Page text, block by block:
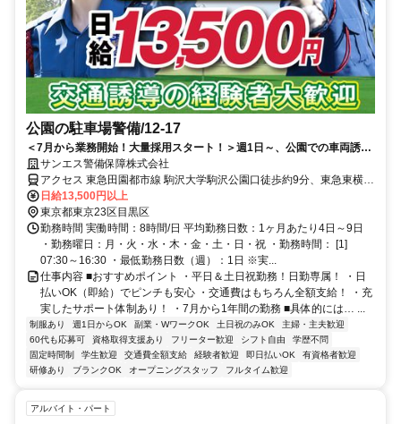
公園の駐車場警備/12-17
＜7月から業務開始！大量採用スタート！＞週1日～、公園での車両誘導
警備です(1年間の期間限定)★経験者募集！あなたの交通誘導経験を活か
しませんか★日給1万3500円！日払いも可能♪◎土日祝メインで働ける
方、大歓迎！安心して勤務を始められます。
サンエス警備保障株式会社
アクセス 東急田園都市線 駒沢大学駒沢公園口徒歩約9分、東急東横線
都立大学北口徒歩約22分 「駒沢大学駅」徒歩15分、「渋谷駅」から
バス・「駒沢公園東口」下車 ■直行直帰も可 ＊新宿支社（「高田馬場
駅」7番出口より徒歩1分）
日給13,500円以上
東京都東京23区目黒区
勤務時間 実働時間：8時間/日 平均勤務日数：1ヶ月あたり4日～9日
・勤務曜日：月・火・水・木・金・土・日・祝 ・勤務時間： [1]
07:30～16:30 ・最低勤務日数（週）：1日 ※実...
仕事内容 ■おすすめポイント ・平日＆土日祝勤務！日勤専属！ ・日
払いOK（即給）でピンチも安心 ・交通費はもちろん全額支給！ ・充
実したサポート体制あり！ ・7月から1年間の勤務 ■具体的には… ...
制服あり 週1日からOK 副業・WワークOK 土日祝のみOK
主婦・主夫歓迎
60代も応募可
資格取得支援あり フリーター歓迎 シフト自由
学歴不問
固定時間制
学生歓迎 交通費全額支給 経験者歓迎 即日払いOK
有資格者歓迎
研修あり
ブランクOK オープニングスタッフ フルタイム歓迎
アルバイト・パート